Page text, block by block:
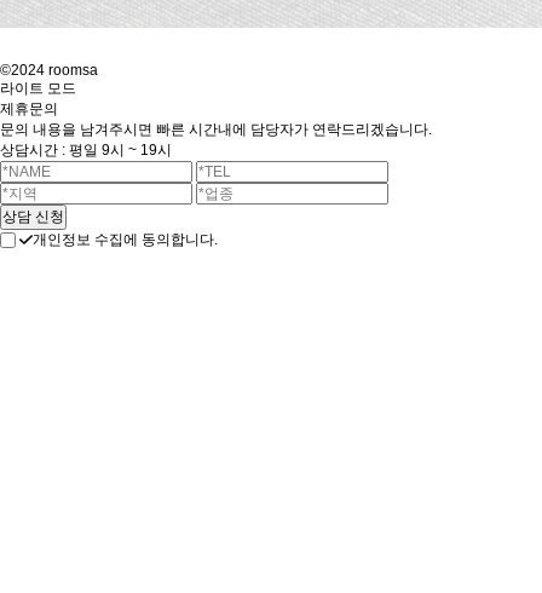
©2024 roomsa
라이트 모드
제휴문의
문의 내용을 남겨주시면 빠른 시간내에 담당자가 연락드리겠습니다.
상담시간 : 평일 9시 ~ 19시
개인정보 수집에 동의합니다.